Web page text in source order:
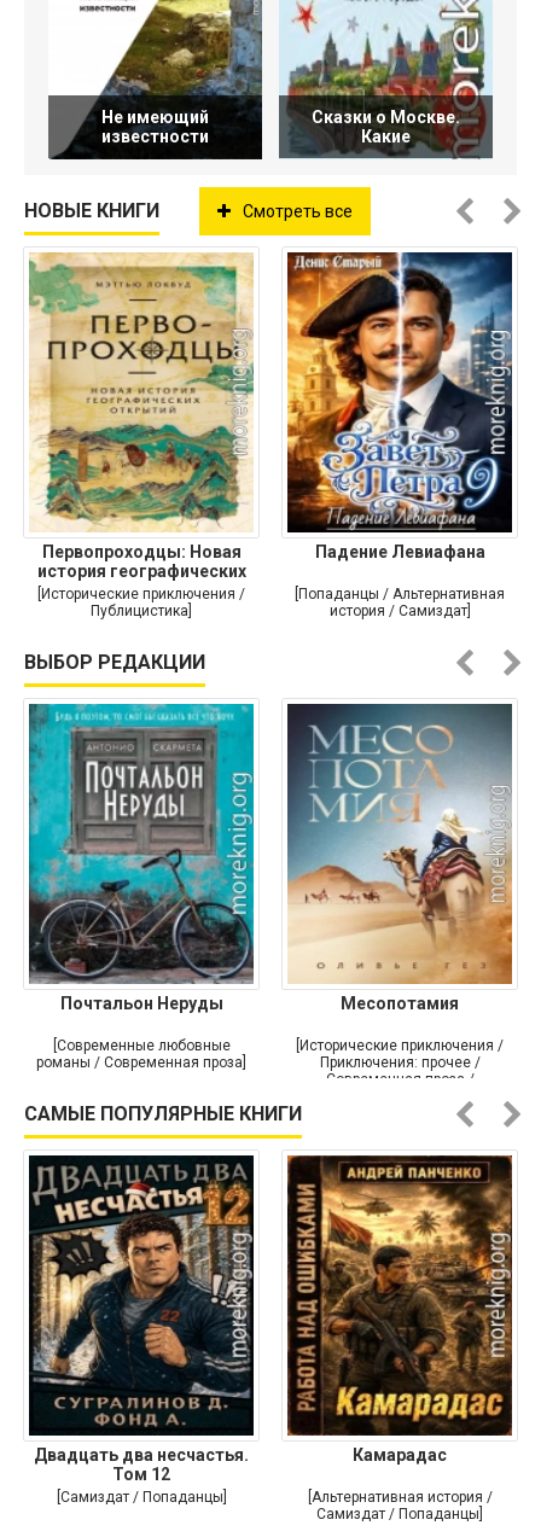
Не имеющий
известности
Сказки о Москве.
Какие
НОВЫЕ КНИГИ Смотреть все
Первопроходцы: Новая
история географических
[Исторические приключения /
Публицистика]
Падение Левиафана
[Попаданцы / Альтернативная
история / Самиздат]
ВЫБОР РЕДАКЦИИ
Почтальон Неруды
[Современные любовные
романы / Современная проза]
Месопотамия
[Исторические приключения /
Приключения: прочее /
Современная проза /
САМЫЕ ПОПУЛЯРНЫЕ КНИГИ
Двадцать два несчастья.
Том 12
[Самиздат / Попаданцы]
Камарадас
[Альтернативная история /
Самиздат / Попаданцы]